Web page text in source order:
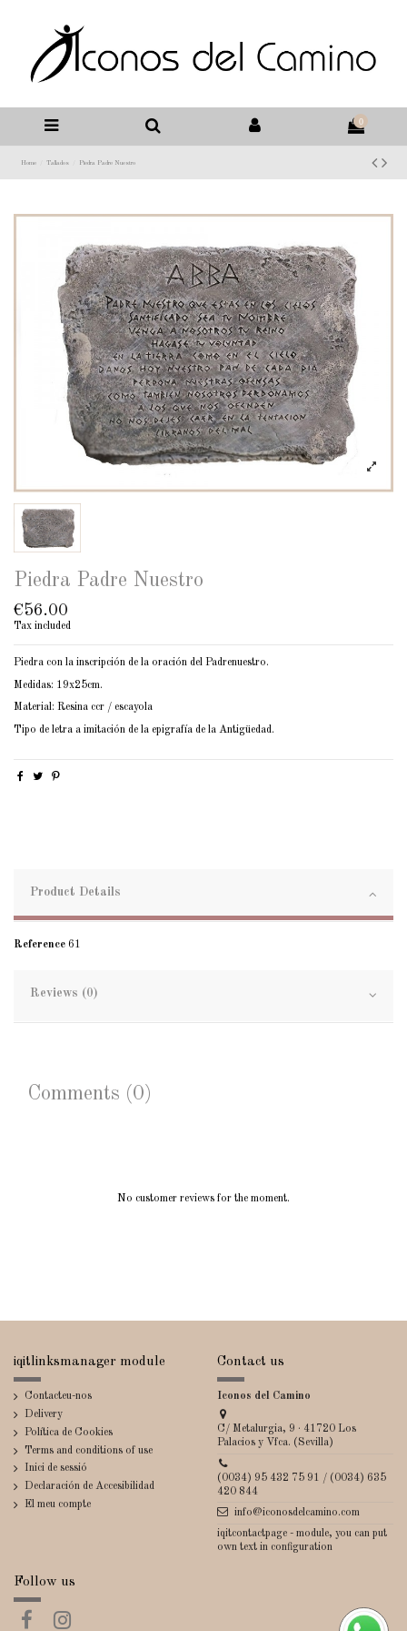
0
Home Tallados Piedra Padre Nuestro
Piedra Padre Nuestro
€56.00
Tax included
Piedra con la inscripción de la oración del Padrenuestro.
Medidas: 19x25cm.
Material: Resina ccr / escayola
Tipo de letra a imitación de la epigrafía de la Antigüedad.
Product Details
Reference 61
Reviews (0)
Comments (0)
No customer reviews for the moment.
iqitlinksmanager module
Contacteu-nos
Delivery
Política de Cookies
Terms and conditions of use
Inici de sessió
Declaración de Accesibilidad
El meu compte
Contact us
Iconos del Camino
C/ Metalurgia, 9 · 41720 Los
Palacios y Vfca. (Sevilla)
(0034) 95 432 75 91 / (0034) 635
420 844
info@iconosdelcamino.com
iqitcontactpage - module, you can put
own text in configuration
Follow us